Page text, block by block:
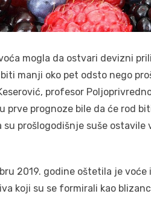
mogla da ostvari devizni
manji oko pet odsto nego
profesor
prve prognoze bile da će rod
su prošlogodišnje suše ostavile
2019. godine oštetila je voće
koji su se formirali kao